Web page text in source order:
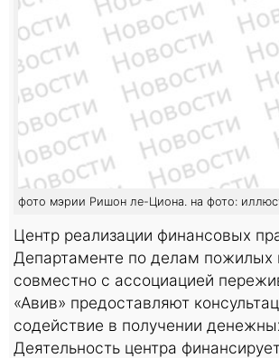
фото мэрии Ришон ле-Циона. на фото:
Центр реализации финансовых
Департаменте по делам пожилых
совместно с ассоциацией
«Авив» предоставляют
содействие в получении
Деятельность центра